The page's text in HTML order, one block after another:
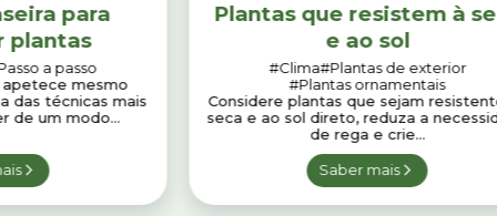
para
plantas
a passo
mesmo
das técnicas mais
de um modo...
Plantas que resistem à
e ao sol
#Clima#Plantas de exterior
#Plantas ornamentais
Considere plantas que sejam
seca e ao sol direto, reduza a
de rega e crie...
Saber mais